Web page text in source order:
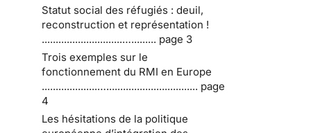
Statut social des réfugiés : deuil,
reconstruction et représentation !
.............................…......... page 3
Trois exemples sur le
fonctionnement du RMI en Europe
....................…................................. page
4
Les hésitations de la politique